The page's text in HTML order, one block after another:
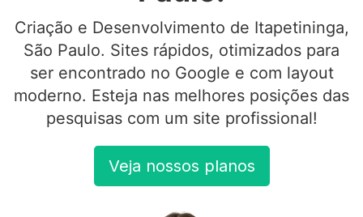
Criação e Desenvolvimento de Itapetininga,
São Paulo. Sites rápidos, otimizados para
ser encontrado no Google e com layout
moderno. Esteja nas melhores posições das
pesquisas com um site profissional!
Veja nossos planos